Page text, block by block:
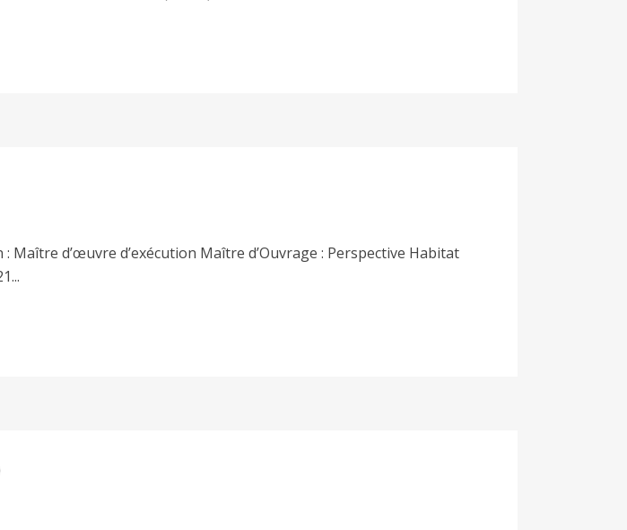
d’œuvre d’exécution Maître d’Ouvrage : Perspective Habitat